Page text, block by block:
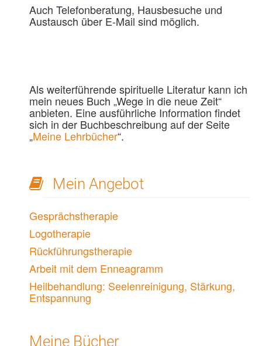
Auch Telefonberatung, Hausbesuche und
Austausch über E-Mail sind möglich.
Als weiterführende spirituelle Literatur kann ich
mein neues Buch „Wege in die neue Zeit“
anbieten. Eine ausführliche Information findet
sich in der Buchbeschreibung auf der Seite
„Meine Lehrbücher“.
Mein Angebot
Gesprächstherapie
Logotherapie
Rückführungstherapie
Arbeit mit dem Enneagramm
Heilbehandlung: Seelenreinigung, Stärkung,
Entspannung
Meine Bücher